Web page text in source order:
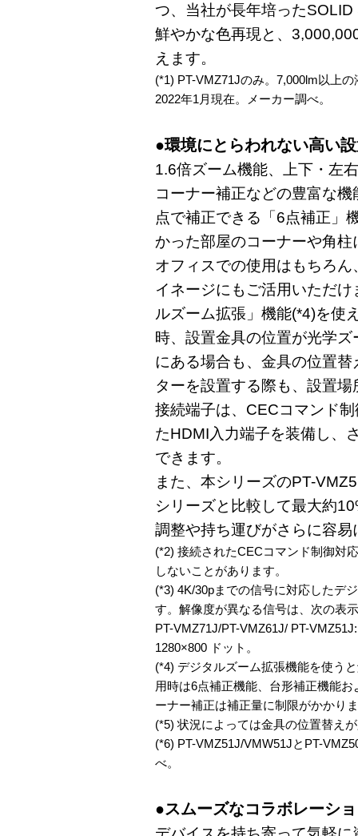
つ、当社が長年培った
鮮やかな色再現と、
えます。
(*1) PT-VMZ71Jのみ。7,000lm以上
2022年1月現在。メーカー調べ。
●環境にとらわれない高い
1.6倍ズーム機能、上下・左
コーナー補正などの豊富な
点で補正できる「6点補正」
かった部屋のコーナーや角
オフィスでの使用はもちろ
イネージにもご活用いただ
ルズーム拡張」機能(*4)を使
時、設置金具の位置が光学
にある場合も、金具の位置
ターを設置する際も、設置
接続端子は、CECコマンド
たHDMI入力端子を装備し、
できます。
また、本シリーズのPT-
シリーズと比較して最大約
調整や持ち運びがさらに容易
(*2) 接続されたCECコマンド制御対
しないことがあります。
(*3) 4K/30pまでの信号に対応したデ
す。解像度が異なる信号は、次の表
PT-VMZ71J/PT-VMZ61J/ PT-
1280×800 ドット。
(*4) デジタルズーム拡張機能を使う
用時は6点補正機能、台形補正機能
ーナー補正は補正量に制限がかかり
(*5) 状況によっては金具の位置替え
(*6) PT-VMZ51J/VMW51JとPT-
べ。
●スムーズなコラボレーシ